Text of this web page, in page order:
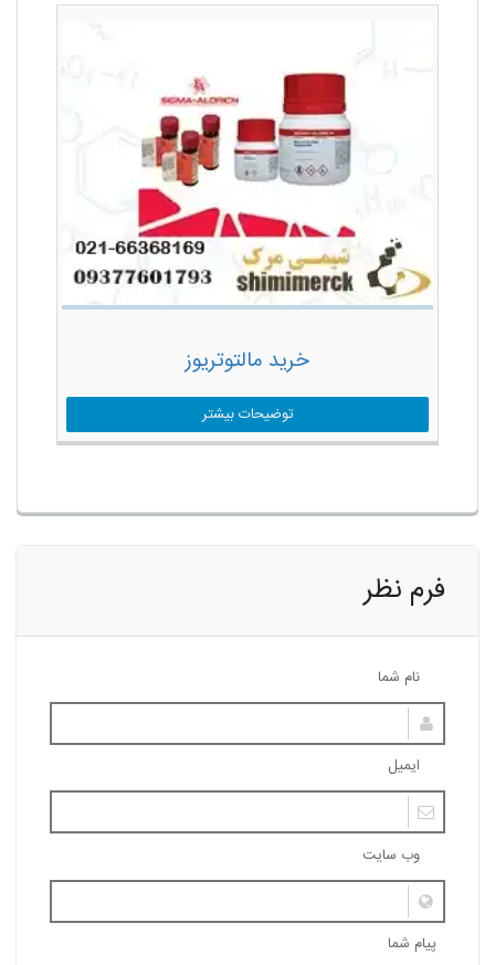
خرید مالتوتریوز
توضیحات بیشتر
فرم نظر
نام شما
ایمیل
وب سایت
پیام شما